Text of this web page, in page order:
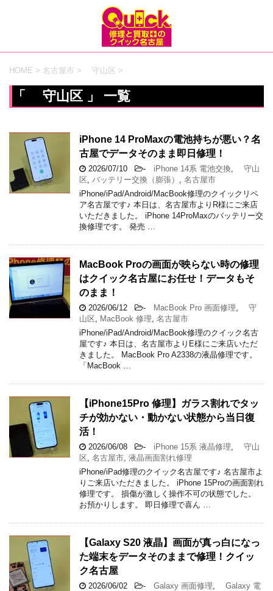
HOME > 名古屋市 > 守山区 >
「 守山区 」 一覧
iPhone 14 ProMaxの電池持ちが悪い？名
古屋でデータそのまま即日修理！
2026/07/10 - iPhone 14系 電池交換
守山
区
バッテリー交換（膨張）
名古屋市
iPhone/iPad/Android/MacBook修理のクイックリペ
ア名古屋です♪ 本日は、名古屋市よりR様にご来店
いただきました。 iPhone 14ProMaxのバッテリー交
換修理です。 発売 …
MacBook Proの画面が映らない時の修理
はクイック名古屋にお任せ！データもそ
のまま！
2026/06/12 - MacBook Pro 画面修理
守
山区
MacBook 修理 名古屋市
iPhone/iPad/Android/MacBook修理のクイック名古
屋です♪ 本日は、名古屋市よりE様にご来店いただ
きました。 MacBook Pro A2338の液晶修理です。
「MacBook …
【iPhone15Pro 修理】ガラス割れでタッ
チが効かない・動かない状態から当日復
活！
2026/06/08 - iPhone 15系 液晶修理
守山
区 名古屋市 液晶画面割れ修理
iPhone/iPad修理のクイック名古屋です♪ 名古屋市よ
りご来店いただきました。 iPhone 15Proの画面割れ
修理です。 損傷が激しく操作不可の状態でした。
お預かりします。 即日修理で喜ん …
【Galaxy S20 液晶】画面が真っ白になっ
た端末をデータそのままで修理！クイッ
ク名古屋
2026/06/02 - Galaxy 画面修理
Galaxy 電